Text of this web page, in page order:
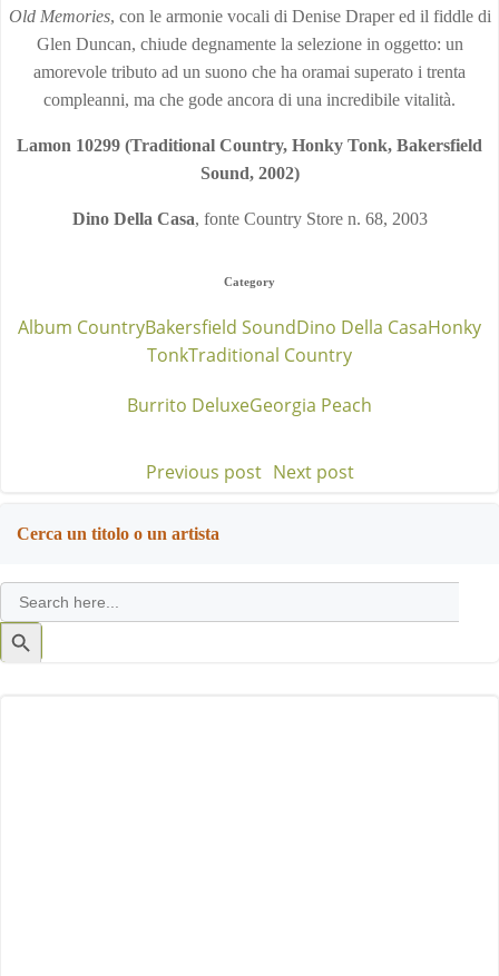
Old Memories, con le armonie vocali di Denise Draper ed il fiddle di
Glen Duncan, chiude degnamente la selezione in oggetto: un
amorevole tributo ad un suono che ha oramai superato i trenta
compleanni, ma che gode ancora di una incredibile vitalità.
Lamon 10299 (Traditional Country, Honky Tonk, Bakersfield
Sound, 2002)
Dino Della Casa, fonte Country Store n. 68, 2003
Category
Album CountryBakersfield SoundDino Della CasaHonky
TonkTraditional Country
Burrito DeluxeGeorgia Peach
Post
navigation
Previous post Post
Next post
Cerca un titolo o un artista
Search
for:
Search
Button